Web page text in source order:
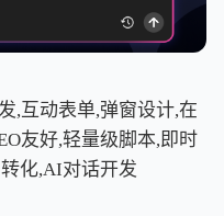
,互动表单,弹窗设计,在
友好,轻量级脚本,即时
化,AI对话开发